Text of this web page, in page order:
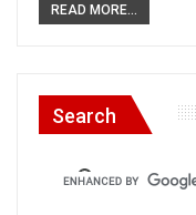
READ MORE...
Search